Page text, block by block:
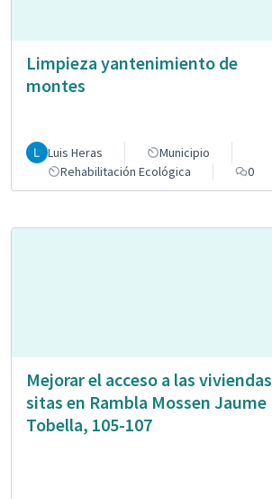
Limpieza yantenimiento de
montes
Luis Heras
Municipio
Rehabilitación Ecológica
0
Mejorar el acceso a las viviendas
sitas en Rambla Mossen Jaume
Tobella, 105-107